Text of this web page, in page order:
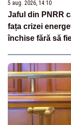
5 aug. 2026, 14:10
Jaful din PNRR
fața crizei
închise fără să